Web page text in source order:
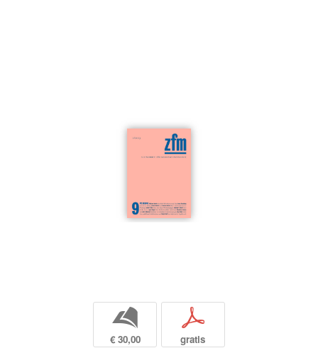
b
€ 30,00
p
gratis